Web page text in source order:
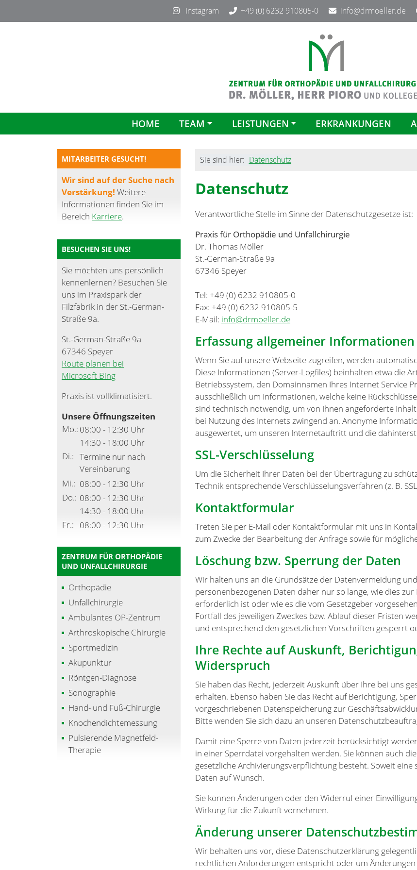
Instagram +49 (0) 6232 910805-0 info@drmoeller.de
HOME TEAM LEISTUNGEN ERKRANKUNGEN
Sie sind hier: Datenschutz
Datenschutz
Verantwortliche Stelle im Sinne der Datenschutzgesetze ist:
Praxis für Orthopädie und Unfallchirurgie
Dr. Thomas Möller
St.-German-Straße 9a
67346 Speyer
Tel: +49 (0) 6232 910805-0
Fax: +49 (0) 6232 910805-5
E-Mail: info@drmoeller.de
Erfassung allgemeiner Informationen
Wenn Sie auf unsere Webseite zugreifen, werden
Diese Informationen (Server-Logfiles) beinhalten etwa die
Betriebssystem, den Domainnamen Ihres Internet Service
ausschließlich um Informationen, welche keine
sind technisch notwendig, um von Ihnen angeforderte
bei Nutzung des Internets zwingend an. Anonyme
ausgewertet, um unseren Internetauftritt und die
SSL-Verschlüsselung
Um die Sicherheit Ihrer Daten bei der Übertragung zu
Technik entsprechende Verschlüsselungsverfahren (z. B.
Kontaktformular
Treten Sie per E-Mail oder Kontaktformular mit uns in
zum Zwecke der Bearbeitung der Anfrage sowie für
Löschung bzw. Sperrung der Daten
Wir halten uns an die Grundsätze der Datenvermeidung
personenbezogenen Daten daher nur so lange, wie dies
erforderlich ist oder wie es die vom Gesetzgeber
Fortfall des jeweiligen Zweckes bzw. Ablauf dieser Fristen
und entsprechend den gesetzlichen Vorschriften gesperrt
Ihre Rechte auf Auskunft,
Widerspruch
Sie haben das Recht, jederzeit Auskunft über Ihre bei uns
erhalten. Ebenso haben Sie das Recht auf Berichtigung,
vorgeschriebenen Datenspeicherung zur
Bitte wenden Sie sich dazu an unseren
Damit eine Sperre von Daten jederzeit berücksichtigt
in einer Sperrdatei vorgehalten werden. Sie können auch
gesetzliche Archivierungsverpflichtung besteht. Soweit
Daten auf Wunsch.
Sie können Änderungen oder den Widerruf einer
Wirkung für die Zukunft vornehmen.
Änderung unserer
Wir behalten uns vor, diese Datenschutzerklärung
rechtlichen Anforderungen entspricht oder um
MITARBEITER GESUCHT!
Wir sind auf der Suche nach
Verstärkung! Weitere
Informationen finden Sie im
Bereich Karriere.
BESUCHEN SIE UNS!
Sie möchten uns persönlich
kennenlernen? Besuchen Sie
uns im Praxispark der
Filzfabrik in der St.-German-
Straße 9a.
St.-German-Straße 9a
67346 Speyer
Route planen bei
Microsoft Bing
Praxis ist vollklimatisiert.
Unsere Öffnungszeiten
Mo.: 08:00 - 12:30 Uhr
14:30 - 18:00 Uhr
Di.: Termine nur nach
Vereinbarung
Mi.: 08:00 - 12:30 Uhr
Do.: 08:00 - 12:30 Uhr
14:30 - 18:00 Uhr
Fr.:
08:00 - 12:30 Uhr
ZENTRUM FÜR ORTHOPÄDIE
UND UNFALLCHIRURGIE
Orthopädie
Unfallchirurgie
Ambulantes OP-Zentrum
Arthroskopische Chirurgie
Sportmedizin
Akupunktur
Röntgen-Diagnose
Sonographie
Hand- und Fuß-Chirurgie
Knochendichtemessung
Pulsierende Magnetfeld-
Therapie